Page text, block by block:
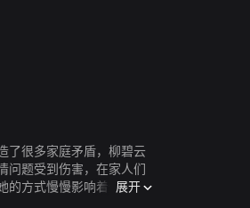
了很多家庭矛盾，柳碧云
题受到伤害，在家人们
的方式慢慢影响着他们。
展开